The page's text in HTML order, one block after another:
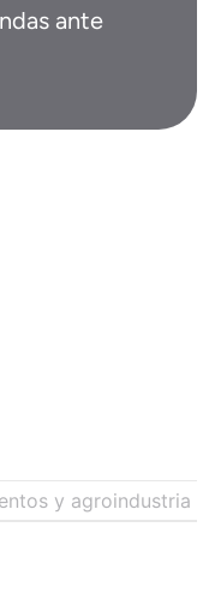
ante
y agroindustria